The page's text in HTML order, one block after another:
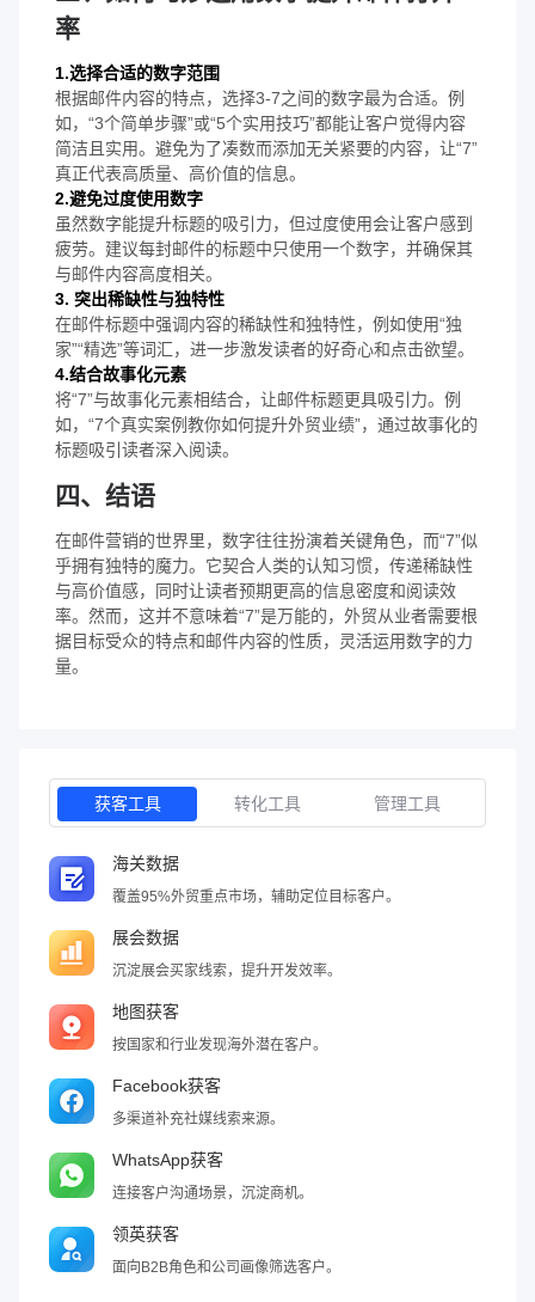
率
1.选择合适的数字范围
根据邮件内容的特点，选择3-7之间的数字最为合适。例
如，“3个简单步骤”或“5个实用技巧”都能让客户觉得内容
简洁且实用。避免为了凑数而添加无关紧要的内容，让“7”
真正代表高质量、高价值的信息。
2.避免过度使用数字
虽然数字能提升标题的吸引力，但过度使用会让客户感到
疲劳。建议每封邮件的标题中只使用一个数字，并确保其
与邮件内容高度相关。
3. 突出稀缺性与独特性
在邮件标题中强调内容的稀缺性和独特性，例如使用“独
家”“精选”等词汇，进一步激发读者的好奇心和点击欲望。
4.结合故事化元素
将“7”与故事化元素相结合，让邮件标题更具吸引力。例
如，“7个真实案例教你如何提升外贸业绩”，通过故事化的
标题吸引读者深入阅读。
四、结语
在邮件营销的世界里，数字往往扮演着关键角色，而“7”似
乎拥有独特的魔力。它契合人类的认知习惯，传递稀缺性
与高价值感，同时让读者预期更高的信息密度和阅读效
率。然而，这并不意味着“7”是万能的，外贸从业者需要根
据目标受众的特点和邮件内容的性质，灵活运用数字的力
量。
获客工具 转化工具 管理工具
海关数据
覆盖95%外贸重点市场，辅助定位目标客户。
展会数据
沉淀展会买家线索，提升开发效率。
地图获客
按国家和行业发现海外潜在客户。
Facebook获客
多渠道补充社媒线索来源。
WhatsApp获客
连接客户沟通场景，沉淀商机。
领英获客
面向B2B角色和公司画像筛选客户。